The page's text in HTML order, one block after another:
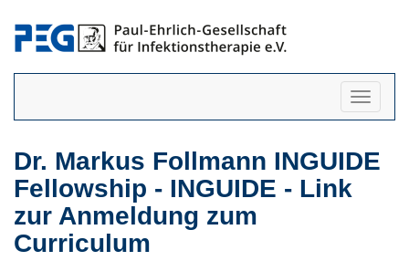
anzeigen
Dr. Markus Follmann INGUIDE
Fellowship - INGUIDE - Link
zur Anmeldung zum
Curriculum